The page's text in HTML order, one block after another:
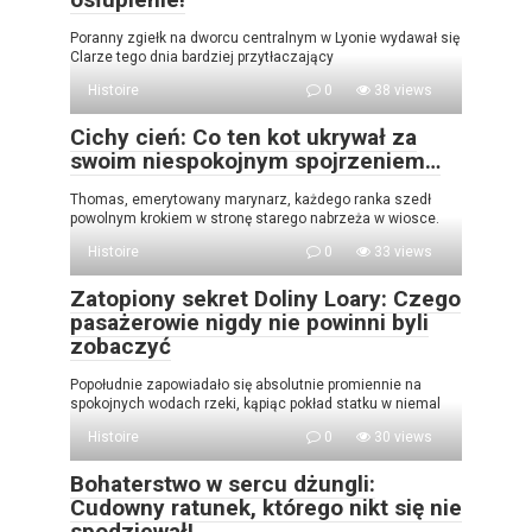
Poranny zgiełk na dworcu centralnym w Lyonie wydawał się
Clarze tego dnia bardziej przytłaczający
Histoire
0 38 views
Cichy cień: Co ten kot ukrywał za
swoim niespokojnym spojrzeniem…
Thomas, emerytowany marynarz, każdego ranka szedł
powolnym krokiem w stronę starego nabrzeża w wiosce.
Histoire
0 33 views
Zatopiony sekret Doliny Loary: Czego
pasażerowie nigdy nie powinni byli
zobaczyć
Popołudnie zapowiadało się absolutnie promiennie na
spokojnych wodach rzeki, kąpiąc pokład statku w niemal
Histoire
0 30 views
Bohaterstwo w sercu dżungli:
Cudowny ratunek, którego nikt się nie